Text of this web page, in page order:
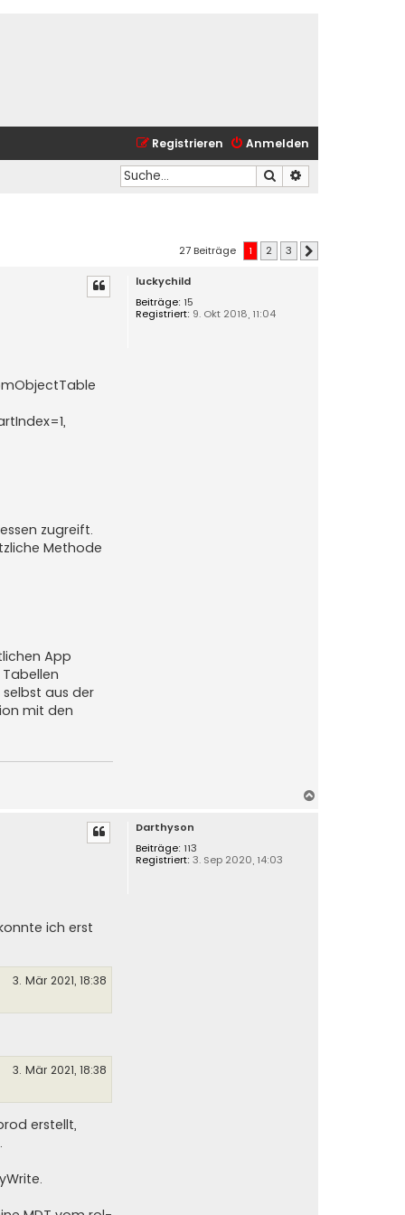
Anmelden
Registrieren
Suche
27 Beiträge 1 2 3
luckychild
Beiträge: 15
Registriert: 9. Okt 2018, 11:04
zugreift.
Methode
App
aus der
mit den
Darthyson
Beiträge: 113
Registriert: 3. Sep 2020, 14:03
ich erst
3. Mär 2021, 18:38
3. Mär 2021, 18:38
erstellt,
.